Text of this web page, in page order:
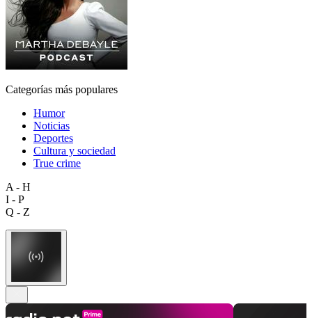
Categorías más populares
Humor
Noticias
Deportes
Cultura y sociedad
True crime
A - H
I - P
Q - Z